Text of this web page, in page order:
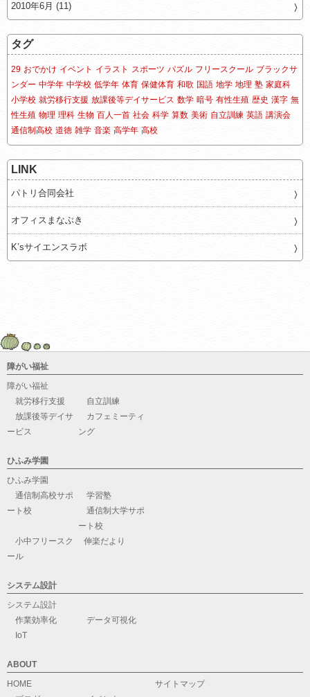
2010年6月 (11)
タグ
29 おでかけ イベント イラスト スポーツ パズル フリースクール ブラックサ
ンダー 中学年 中学校 低学年 体育 保健体育 和歌 国語 地学 地理 塾 家庭科
小学校 就労移行支援 放課後等デイサービス 数学 暗号 有性生殖 歴史 漢字 無
性生殖 物理 理科 生物 百人一首 社会 科学 算数 美術 自立訓練 英語 講演会
通信制高校 道徳 雑学 音楽 高学年 高校
LINK
パトリ合同会社
オフィスまなぶき
K’sサイエンスラボ
障がい福祉
障がい福祉
就労移行支援
自立訓練
放課後等デイサ
ービス
カフェミーティ
ング
ひふみ学園
ひふみ学園
通信制高校サポ
ート校
学習塾
通信制大学サポ
ート校
小中フリースク
ール
伸楽だより
システム設計
システム設計
作業効率化
データ可視化
IoT
ABOUT
HOME
サイトマップ